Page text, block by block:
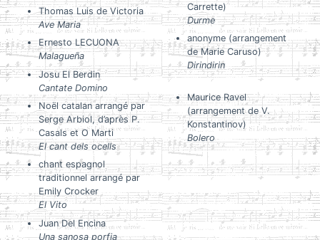
Thomas Luis de Victoria
Ave Maria
Ernesto LECUONA
Malagueña
Josu El Berdin
Cantate Domino
Noël catalan arrangé par
Serge Arbiol, d’après P.
Casals et O Marti
El cant dels ocells
chant espagnol
traditionnel arrangé par
Emily Crocker
El Vito
Juan Del Encina
Una sanosa porfia
Carrette)
Durme
anonyme (arrangement
de Marie Caruso)
Dirindirin
Maurice Ravel
(arrangement de V.
Konstantinov)
Bolero